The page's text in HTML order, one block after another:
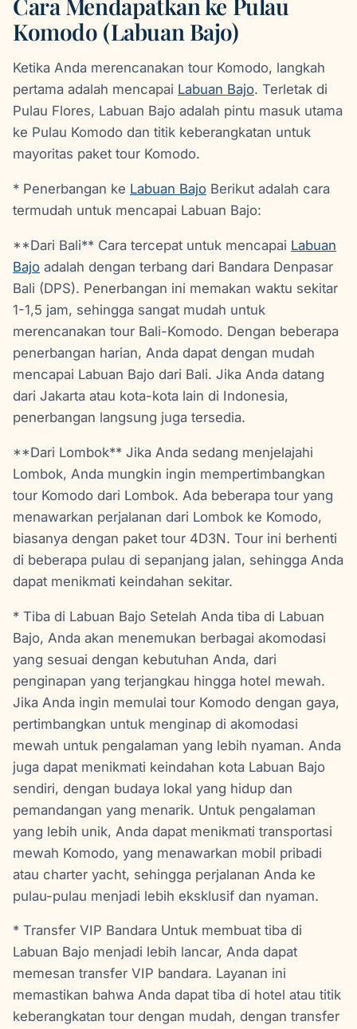
Komodo (Labuan Bajo)
Ketika Anda merencanakan tour Komodo, langkah
pertama adalah mencapai Labuan Bajo. Terletak di
Pulau Flores, Labuan Bajo adalah pintu masuk utama
ke Pulau Komodo dan titik keberangkatan untuk
mayoritas paket tour Komodo.
* Penerbangan ke Labuan Bajo Berikut adalah cara
termudah untuk mencapai Labuan Bajo:
**Dari Bali** Cara tercepat untuk mencapai Labuan
Bajo adalah dengan terbang dari Bandara Denpasar
Bali (DPS). Penerbangan ini memakan waktu sekitar
1-1,5 jam, sehingga sangat mudah untuk
merencanakan tour Bali-Komodo. Dengan beberapa
penerbangan harian, Anda dapat dengan mudah
mencapai Labuan Bajo dari Bali. Jika Anda datang
dari Jakarta atau kota-kota lain di Indonesia,
penerbangan langsung juga tersedia.
**Dari Lombok** Jika Anda sedang menjelajahi
Lombok, Anda mungkin ingin mempertimbangkan
tour Komodo dari Lombok. Ada beberapa tour yang
menawarkan perjalanan dari Lombok ke Komodo,
biasanya dengan paket tour 4D3N. Tour ini berhenti
di beberapa pulau di sepanjang jalan, sehingga Anda
dapat menikmati keindahan sekitar.
* Tiba di Labuan Bajo Setelah Anda tiba di Labuan
Bajo, Anda akan menemukan berbagai akomodasi
yang sesuai dengan kebutuhan Anda, dari
penginapan yang terjangkau hingga hotel mewah.
Jika Anda ingin memulai tour Komodo dengan gaya,
pertimbangkan untuk menginap di akomodasi
mewah untuk pengalaman yang lebih nyaman. Anda
juga dapat menikmati keindahan kota Labuan Bajo
sendiri, dengan budaya lokal yang hidup dan
pemandangan yang menarik. Untuk pengalaman
yang lebih unik, Anda dapat menikmati transportasi
mewah Komodo, yang menawarkan mobil pribadi
atau charter yacht, sehingga perjalanan Anda ke
pulau-pulau menjadi lebih eksklusif dan nyaman.
* Transfer VIP Bandara Untuk membuat tiba di
Labuan Bajo menjadi lebih lancar, Anda dapat
memesan transfer VIP bandara. Layanan ini
memastikan bahwa Anda dapat tiba di hotel atau titik
keberangkatan tour dengan mudah, dengan transfer